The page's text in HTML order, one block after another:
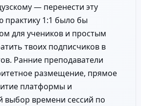
— перенести эту
практику 1:1 было бы
для учеников и простым
твоих подписчиков в
Ранние преподаватели
размещение, прямое
платформы и
выбор времени сессий по